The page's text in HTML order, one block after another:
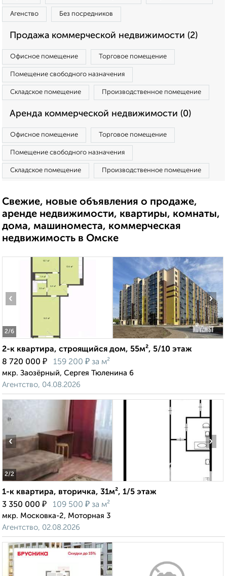
Агенство Без посредников
Продажа коммерческой недвижимости (2)
Офисное помещение Торговое помещение
Помещение свободного назначения
Складское помещение Производственное помещение
Аренда коммерческой недвижимости (0)
Офисное помещение Торговое помещение
Помещение свободного назначения
Складское помещение Производственное помещение
Свежие, новые объявления о продаже,
аренде недвижимости, квартиры, комнаты,
дома, машиноместа, коммерческая
недвижимость в Омске
2/6
‹ ›
2-к квартира, строящийся дом, 55м², 5/10 этаж
8 720 000 ₽ 159 200 ₽ за м²
мкр. Заозёрный, Сергея Тюленина 6
Агентство, 04.08.2026
2/2
‹ ›
1-к квартира, вторичка, 31м², 1/5 этаж
3 350 000 ₽ 109 500 ₽ за м²
мкр. Московка-2, Моторная 3
Агентство, 02.08.2026